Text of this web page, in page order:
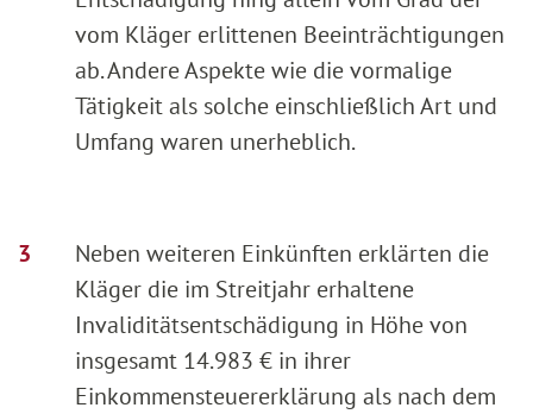
vom Kläger erlittenen Beeinträchtigungen
ab. Andere Aspekte wie die vormalige
Tätigkeit als solche einschließlich Art und
Umfang waren unerheblich.
Neben weiteren Einkünften erklärten die
Kläger die im Streitjahr erhaltene
Invaliditätsentschädigung in Höhe von
insgesamt 14.983 € in ihrer
Einkommensteuererklärung als nach dem